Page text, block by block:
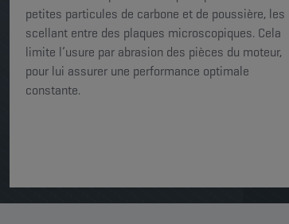
petites particules de carbone et de poussière, les
scellant entre des plaques microscopiques. Cela
limite l’usure par abrasion des pièces du moteur,
pour lui assurer une performance optimale
constante.